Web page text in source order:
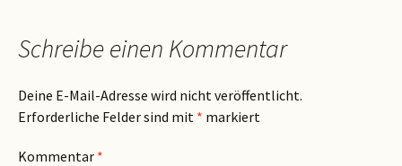
Schreibe einen Kommentar
Deine E-Mail-Adresse wird nicht veröffentlicht.
Erforderliche Felder sind mit * markiert
Kommentar *